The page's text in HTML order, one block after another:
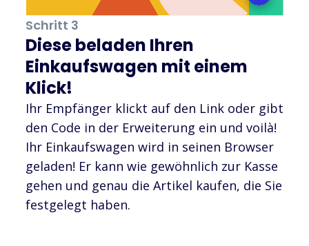
Schritt 3
Diese beladen Ihren
Einkaufswagen mit einem
Klick!
Ihr Empfänger klickt auf den Link oder gibt
den Code in der Erweiterung ein und voilà!
Ihr Einkaufswagen wird in seinen Browser
geladen! Er kann wie gewöhnlich zur Kasse
gehen und genau die Artikel kaufen, die Sie
festgelegt haben.